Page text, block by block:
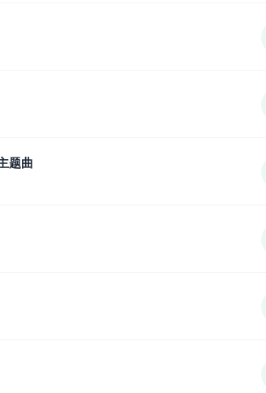
题曲